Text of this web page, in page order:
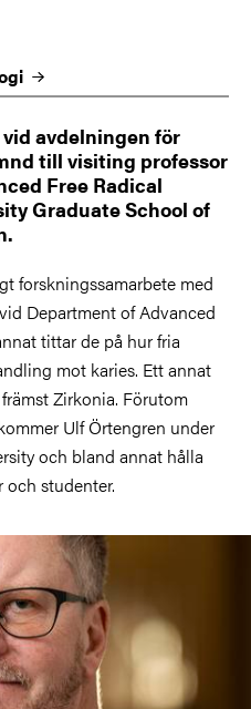
avdelningen för
till visiting professor
Free Radical
Graduate School of
forskningssamarbete med
Department of Advanced
tittar de på hur fria
mot karies. Ett annat
Zirkonia. Förutom
Ulf Örtengren under
och bland annat hålla
studenter.